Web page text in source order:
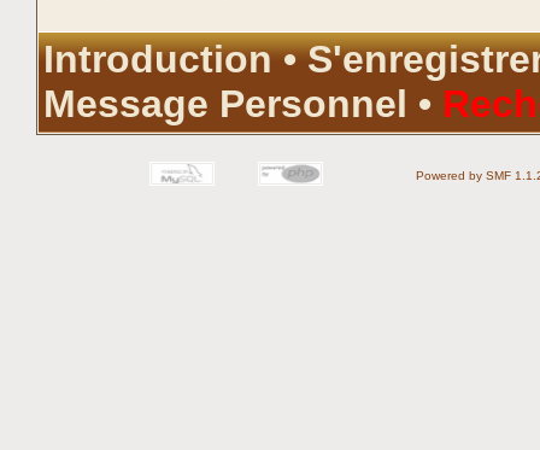
Introduction•
Message Personnel •
Powered by SMF